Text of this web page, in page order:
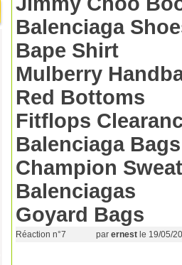
Balenciaga
Bape Shirt
Mulberry
Red Bottoms
Fitflops
Balenciaga Bags
Champion
Balenciagas
Goyard Bags
Réaction n°7 par ernest le 19/05/